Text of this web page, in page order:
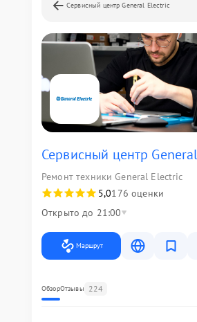
Сервисный центр General Electric
Сервисный центр
Ремонт техники General Electric
5,0176 оценки
Открыто до 21:00
Маршрут
ОбзорОтзывы 224